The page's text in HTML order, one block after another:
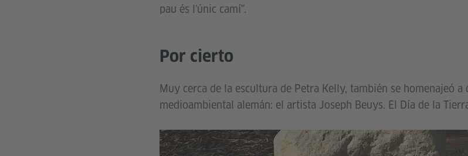
pau és l'únic camí".
Por cierto
Muy cerca de la escultura de Petra Kelly, también se homenajeó
medioambiental alemán: el artista Joseph Beuys. El Día de la